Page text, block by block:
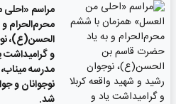
مراسم
محرم‌الحرام
الحسن(ع)،
و
مدرسه
نوجوانان و
شد.